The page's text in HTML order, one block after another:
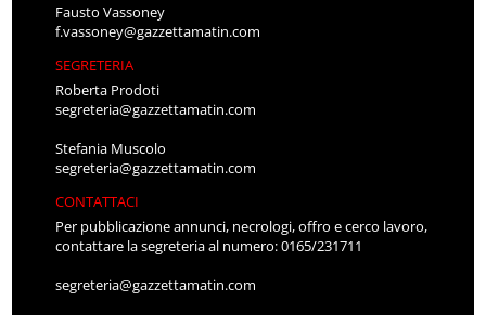
Fausto Vassoney
f.vassoney@gazzettamatin.com
SEGRETERIA
Roberta Prodoti
segreteria@gazzettamatin.com
Stefania Muscolo
segreteria@gazzettamatin.com
CONTATTACI
Per pubblicazione annunci, necrologi, offro e cerco lavoro,
contattare la segreteria al numero: 0165/231711
segreteria@gazzettamatin.com